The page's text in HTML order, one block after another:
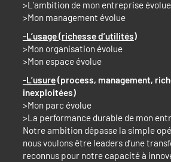
>L’ambition de mon entreprise évolue
>Mon management évolue
-L’usage (richesse d’utilités)
>Mon organisation évolue
>Mon espace évolue
-L’usure(process, management,
inexploitées)
>Mon parc évolue
>La performance durable de mon
Notre ambition dépasse la simple
nous voulons être leaders d’une
reconnus pour notre capacité à